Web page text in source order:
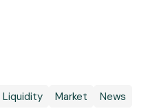
Liquidity Market
News